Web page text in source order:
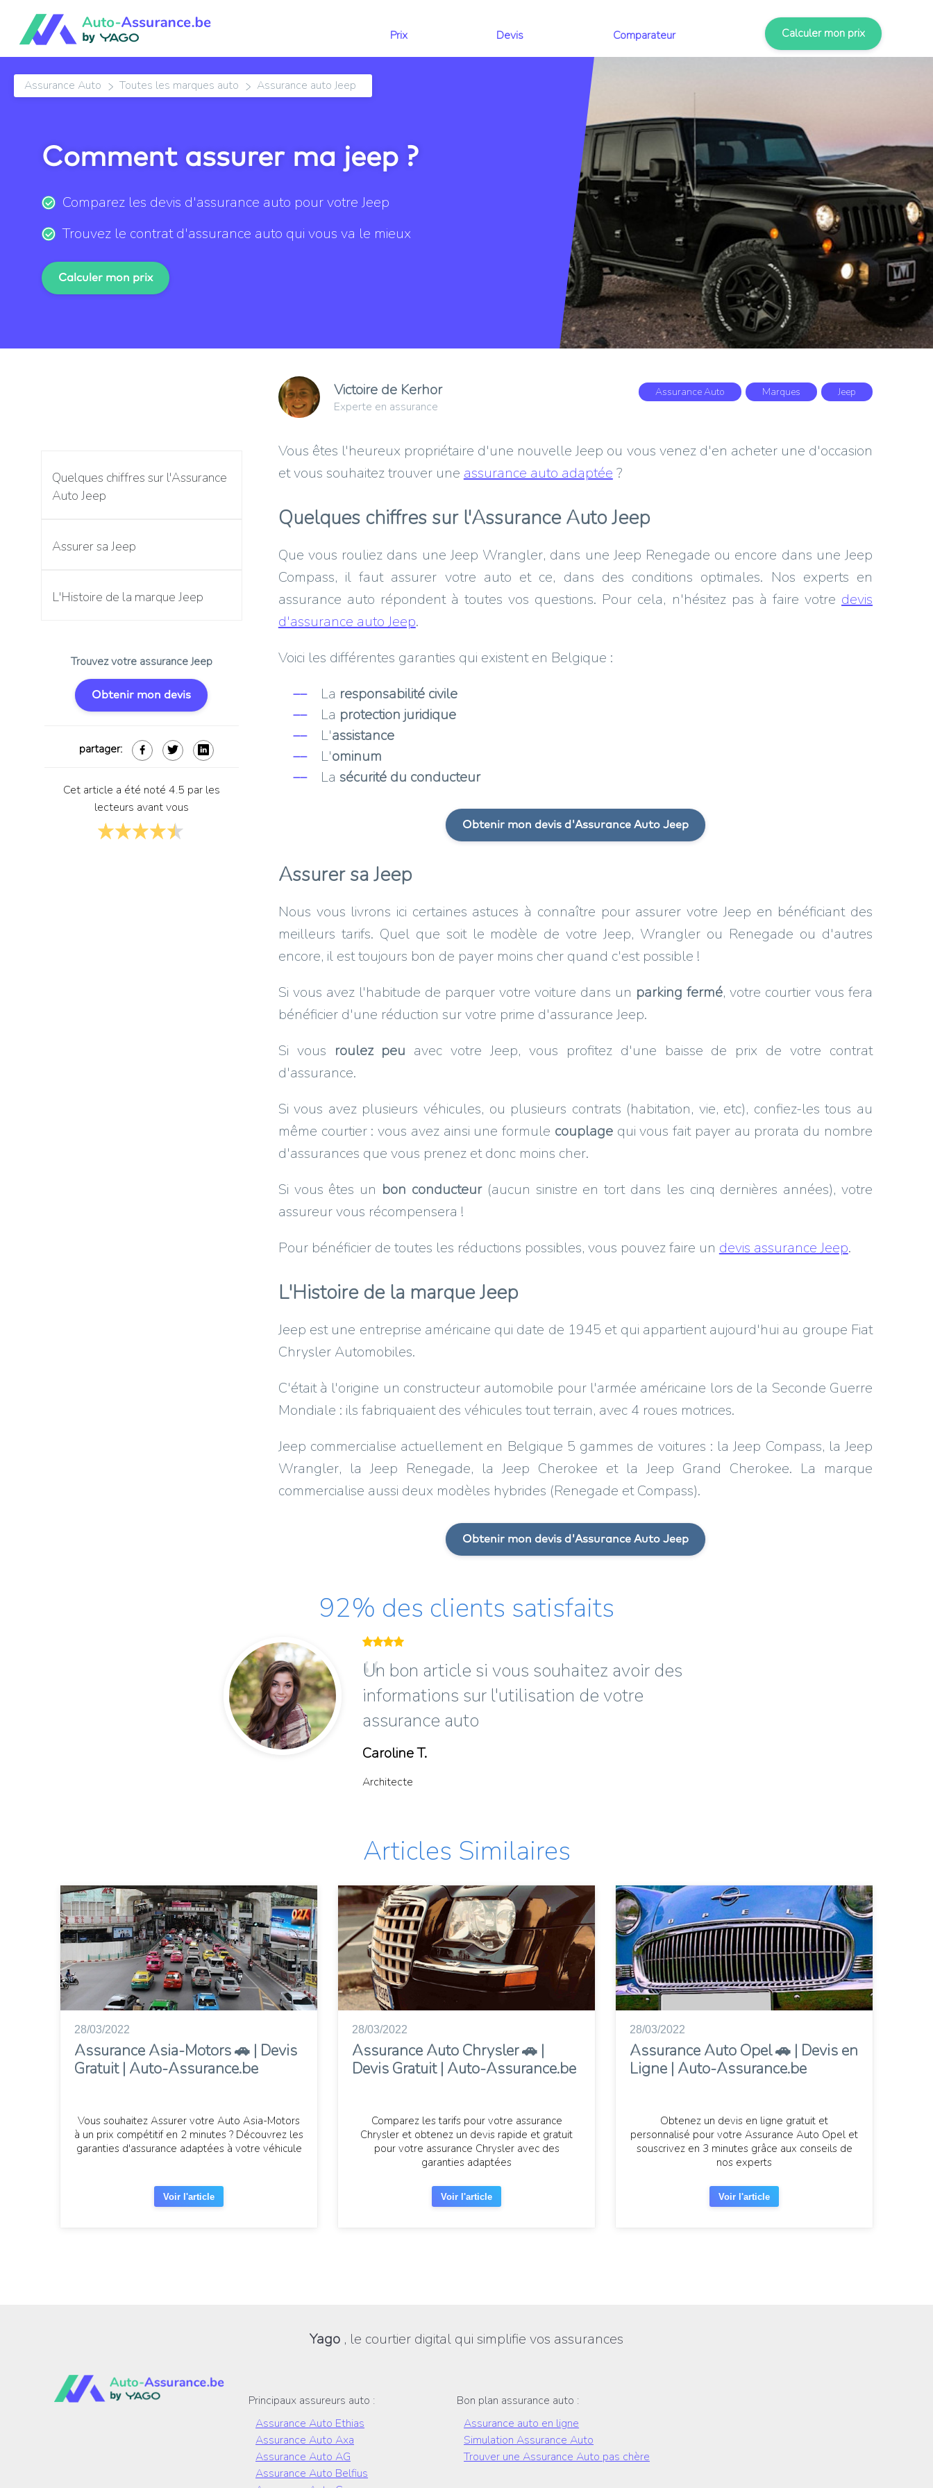
Prix Devis Comparateur Calculer mon prix
Assurance Auto Toutes les marques auto Assurance auto Jeep
Comment assurer ma jeep ?
Comparez les devis d'assurance auto pour votre Jeep
Trouvez le contrat d'assurance auto qui vous va le mieux
Calculer mon prix
Quelques chiffres sur l'Assurance
Auto Jeep
Assurer sa Jeep
L'Histoire de la marque Jeep
Trouvez votre assurance Jeep
Obtenir mon devis
partager:
Cet article a été noté 4.5 par les
lecteurs avant vous
Victoire de Kerhor
Experte en assurance
Assurance Auto Marques Jeep
Vous êtes l'heureux propriétaire d'une nouvelle Jeep ou vous venez d'en acheter une d'occasion
et vous souhaitez trouver une assurance auto adaptée ?
Quelques chiffres sur l'Assurance Auto Jeep
Que vous rouliez dans une Jeep Wrangler, dans une Jeep Renegade ou encore dans une Jeep
Compass, il faut assurer votre auto et ce, dans des conditions optimales. Nos experts en
assurance auto répondent à toutes vos questions. Pour cela, n'hésitez pas à faire votre devis
d'assurance auto Jeep.
Voici les différentes garanties qui existent en Belgique :
La responsabilité civile
La protection juridique
L'assistance
L'ominum
La sécurité du conducteur
Obtenir mon devis d'Assurance Auto Jeep
Assurer sa Jeep
Nous vous livrons ici certaines astuces à connaître pour assurer votre Jeep en bénéficiant des
meilleurs tarifs. Quel que soit le modèle de votre Jeep, Wrangler ou Renegade ou d'autres
encore, il est toujours bon de payer moins cher quand c'est possible !
Si vous avez l'habitude de parquer votre voiture dans un parking fermé, votre courtier vous fera
bénéficier d'une réduction sur votre prime d'assurance Jeep.
Si vous roulez peu avec votre Jeep, vous profitez d'une baisse de prix de votre contrat
d'assurance.
Si vous avez plusieurs véhicules, ou plusieurs contrats (habitation, vie, etc), confiez-les tous au
même courtier : vous avez ainsi une formule couplagequi vous fait payer au prorata du nombre
d'assurances que vous prenez et donc moins cher.
Si vous êtes un bon conducteur(aucun sinistre en tort dans les cinq dernières années), votre
assureur vous récompensera !
Pour bénéficier de toutes les réductions possibles, vous pouvez faire un devis assurance Jeep.
L'Histoire de la marque Jeep
Jeep est une entreprise américaine qui date de 1945 et qui appartient aujourd'hui au groupe Fiat
Chrysler Automobiles.
C'était à l'origine un constructeur automobile pour l'armée américaine lors de la Seconde Guerre
Mondiale : ils fabriquaient des véhicules tout terrain, avec 4 roues motrices.
Jeep commercialise actuellement en Belgique 5 gammes de voitures : la Jeep Compass, la Jeep
Wrangler, la Jeep Renegade, la Jeep Cherokee et la Jeep Grand Cherokee. La marque
commercialise aussi deux modèles hybrides (Renegade et Compass).
Obtenir mon devis d'Assurance Auto Jeep
92% des clients satisfaits
Un bon article si vous souhaitez avoir des
informations sur l'utilisation de votre
assurance auto
Caroline T.
Architecte
Articles Similaires
28/03/2022
Assurance Asia-Motors 🚗 | Devis
Gratuit | Auto-Assurance.be
Vous souhaitez Assurer votre Auto Asia-Motors
à un prix compétitif en 2 minutes ? Découvrez les
garanties d'assurance adaptées à votre véhicule
Voir l'article
28/03/2022
Assurance Auto Chrysler 🚗 |
Devis Gratuit | Auto-Assurance.be
Comparez les tarifs pour votre assurance
Chrysler et obtenez un devis rapide et gratuit
pour votre assurance Chrysler avec des
garanties adaptées
Voir l'article
28/03/2022
Assurance Auto Opel 🚗 | Devis en
Ligne | Auto-Assurance.be
Obtenez un devis en ligne gratuit et
personnalisé pour votre Assurance Auto Opel et
souscrivez en 3 minutes grâce aux conseils de
nos experts
Voir l'article
Yago , le courtier digital qui simplifie vos assurances
Principaux assureurs auto :
Assurance Auto Ethias
Assurance Auto Axa
Assurance Auto AG
Assurance Auto Belfius
Bon plan assurance auto :
Assurance auto en ligne
Simulation Assurance Auto
Trouver une Assurance Auto pas chère